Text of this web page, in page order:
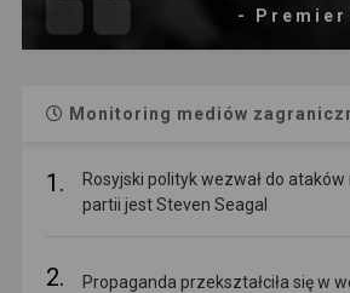
- Premier
Monitoring mediów
1.
Rosyjski polityk wezwał do ataków
partii jest Steven Seagal
2. Propaganda przekształciła się w